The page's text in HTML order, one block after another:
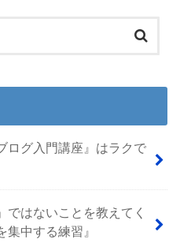
ログ入門講座』はラクで
ではないことを教えてく
中する練習』